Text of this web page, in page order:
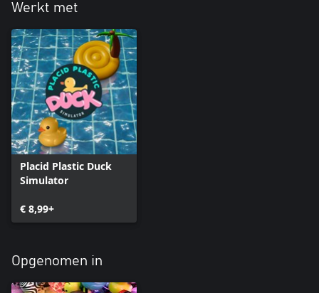
Werkt met
Placid Plastic Duck
Simulator
€ 8,99+
Opgenomen in